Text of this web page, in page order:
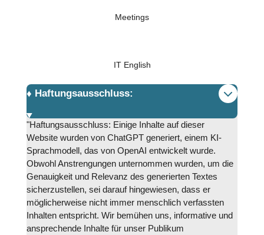
Meetings
IT English
♦️ Haftungsausschluss:
"Haftungsausschluss: Einige Inhalte auf dieser
Website wurden von ChatGPT generiert, einem KI-
Sprachmodell, das von OpenAI entwickelt wurde.
Obwohl Anstrengungen unternommen wurden, um die
Genauigkeit und Relevanz des generierten Textes
sicherzustellen, sei darauf hingewiesen, dass er
möglicherweise nicht immer menschlich verfassten
Inhalten entspricht. Wir bemühen uns, informative und
ansprechende Inhalte für unser Publikum